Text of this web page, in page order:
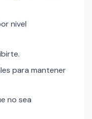
nivel
para mantener
no sea